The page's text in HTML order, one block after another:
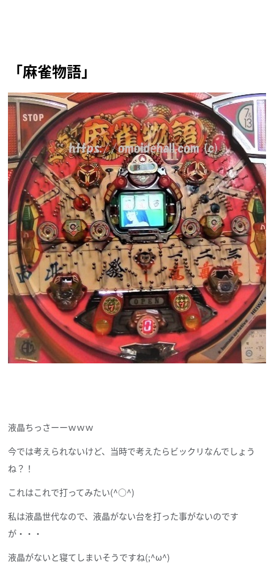
「麻雀物語」
液晶ちっさーーｗｗｗ
今では考えられないけど、当時で考えたらビックリなんでしょう
ね？！
これはこれで打ってみたい(^○^)
私は液晶世代なので、液晶がない台を打った事がないのです
が・・・
液晶がないと寝てしまいそうですね(;^ω^)